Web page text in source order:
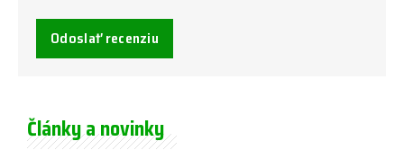
Odoslať recenziu
Články a novinky